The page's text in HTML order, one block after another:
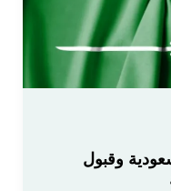
وقبول